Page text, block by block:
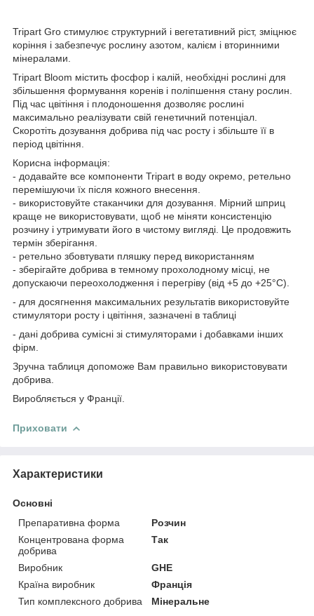
Tripart Gro стимулює структурний і вегетативний ріст, зміцнює
коріння і забезпечує рослину азотом, калієм і вторинними
мінералами.
Tripart Bloom містить фосфор і калій, необхідні рослині для
збільшення формування коренів і поліпшення стану рослин.
Під час цвітіння і плодоношення дозволяє рослині
максимально реалізувати свій генетичний потенціал.
Скоротіть дозування добрива під час росту і збільште її в
період цвітіння.
Корисна інформація:
- додавайте все компоненти Tripart в воду окремо, ретельно
перемішуючи їх після кожного внесення.
- використовуйте стаканчики для дозування. Мірний шприц
краще не використовувати, щоб не міняти консистенцію
розчину і утримувати його в чистому вигляді. Це продовжить
термін зберігання.
- ретельно збовтувати пляшку перед використанням
- зберігайте добрива в темному прохолодному місці, не
допускаючи переохолодження і перегріву (від +5 до +25°C).
- для досягнення максимальних результатів використовуйте
стимулятори росту і цвітіння, зазначені в таблиці
- дані добрива сумісні зі стимуляторами і добавками інших
фірм.
Зручна таблиця допоможе Вам правильно використовувати
добрива.
Виробляється у Франції.
Приховати
Характеристики
Основні
Препаративна форма
Розчин
Концентрована форма
добрива
Так
Виробник
GHE
Країна виробник
Франція
Тип комплексного добрива
Мінеральне